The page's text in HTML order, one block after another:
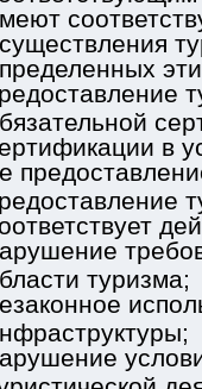
в
туризма;